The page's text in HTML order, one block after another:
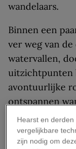
wandelaars.
Binnen een
ver weg van
watervallen,
uitzichtpunten
avontuurlijke
ontspannen
zes van de
voor de
Hearst en
vergelijkbare
zijn nodig om